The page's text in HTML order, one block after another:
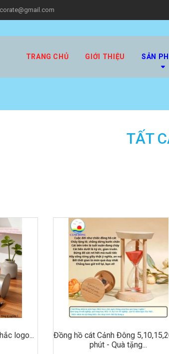
TRANG CHỦ GIỚI THIỆU SẢN
TẤT
logo...
Đồng hồ cát Cảnh Đông
phút - Quà tặng...